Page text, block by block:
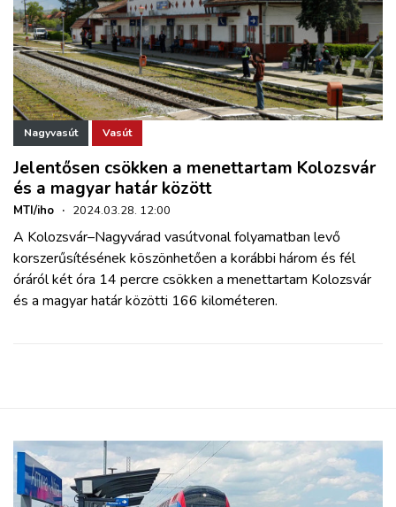
Nagyvasút Vasút
Jelentősen csökken a menettartam Kolozsvár
és a magyar határ között
MTI/iho · 2024.03.28. 12:00
A Kolozsvár–Nagyvárad vasútvonal folyamatban levő
korszerűsítésének köszönhetően a korábbi három és fél
óráról két óra 14 percre csökken a menettartam Kolozsvár
és a magyar határ közötti 166 kilométeren.